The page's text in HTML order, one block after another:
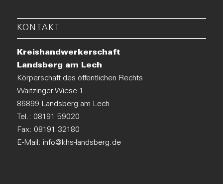
KONTAKT
Kreishandwerkerschaft
Landsberg am Lech
Körperschaft des öffentlichen Rechts
Waitzinger Wiese 1
86899 Landsberg am Lech
Tel.: 08191 59020
Fax: 08191 32180
E-Mail: info@khs-landsberg.de